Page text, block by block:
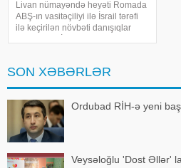
Livan nümayəndə heyəti Romada
ABŞ-ın vasitəçiliyi ilə İsrail tərəfi
ilə keçirilən növbəti danışıqlar
edib. Bu barəd
SON XƏBƏRLƏR
Ordubad RİH-ə yeni
Veysəloğlu 'Dost Əllər'